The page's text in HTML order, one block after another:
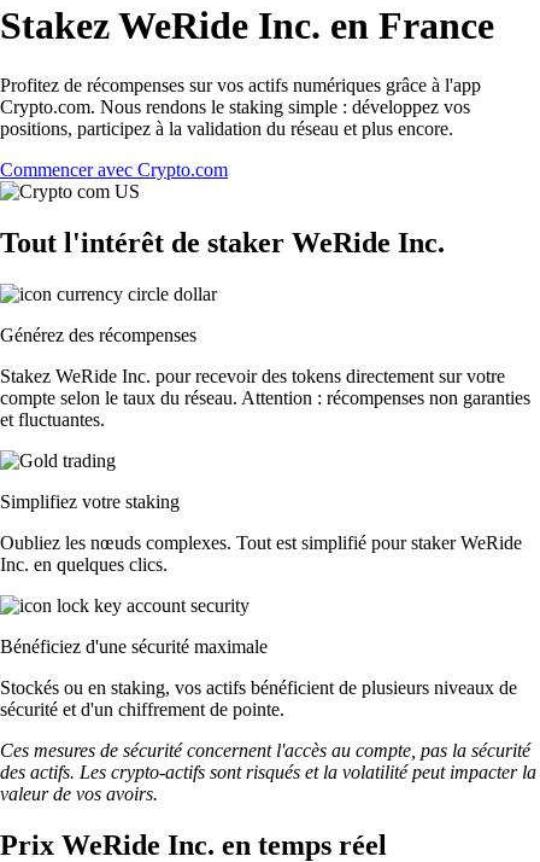
Stakez WeRide Inc. en France
Profitez de récompenses sur vos actifs numériques grâce à l'app
Crypto.com. Nous rendons le staking simple : développez vos
positions, participez à la validation du réseau et plus encore.
Commencer avec Crypto.com
Tout l'intérêt de staker WeRide Inc.
Générez des récompenses
Stakez WeRide Inc. pour recevoir des tokens directement sur votre
compte selon le taux du réseau. Attention : récompenses non garanties
et fluctuantes.
Simplifiez votre staking
Oubliez les nœuds complexes. Tout est simplifié pour staker WeRide
Inc. en quelques clics.
Bénéficiez d'une sécurité maximale
Stockés ou en staking, vos actifs bénéficient de plusieurs niveaux de
sécurité et d'un chiffrement de pointe.
Ces mesures de sécurité concernent l'accès au compte, pas la sécurité
des actifs. Les crypto-actifs sont risqués et la volatilité peut impacter la
valeur de vos avoirs.
Prix WeRide Inc. en temps réel